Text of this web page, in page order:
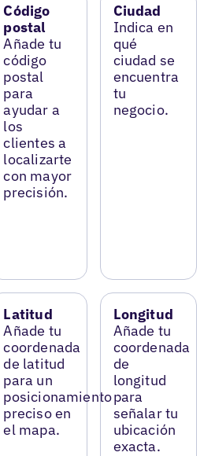
Código
postal
Añade tu
código
postal
para
ayudar a
los
clientes a
localizarte
con mayor
precisión.
Ciudad
Indica en
qué
ciudad se
encuentra
tu
negocio.
Latitud
Añade tu
coordenada
de latitud
para un
posicionamiento
preciso en
el mapa.
Longitud
Añade tu
coordenada
de
longitud
para
señalar tu
ubicación
exacta.